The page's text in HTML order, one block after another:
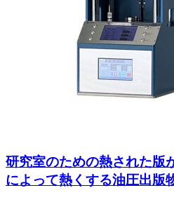
研究室のための熱された版
によって熱くする油圧出版